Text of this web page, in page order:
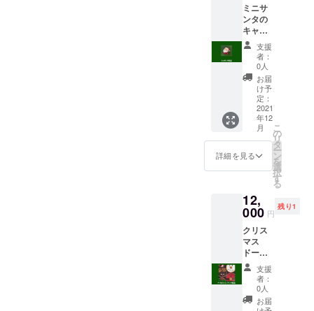
ミニサ
ンタの
キャン
バス原
画。ア
クリル
絵の
具。
（サイ
100×10
0mm）
支援
者：
0人
お届
け予
定：
2021
年12
月
詳細を見る
こ
の
リ
タ
ー
ン
を
選
択
す
る
12,
000 円
残り1
クリス
マス
ドーナ
ツの
キャン
バス原
画。ア
クリル
支援
者：
0人
お届